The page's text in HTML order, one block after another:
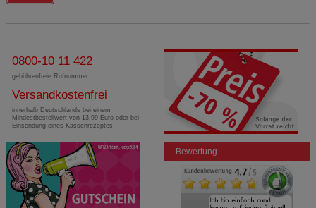
0800-10 11 422
gebührenfreie Rufnummer
Versandkostenfrei
innerhalb Deutschlands bei einem
Mindestbestellwert von 13,99 Euro oder bei
Einsendung eines Kassenrezeptes
Bewertung